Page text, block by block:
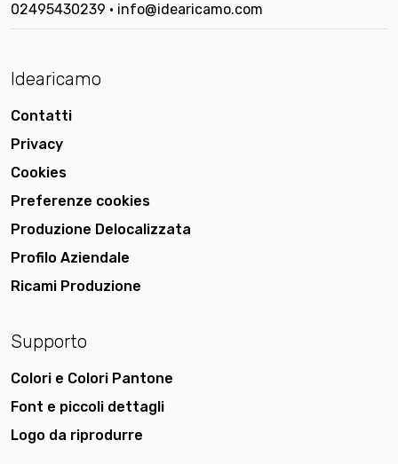
02495430239 • info@idearicamo.com
Idearicamo
Contatti
Privacy
Cookies
Preferenze cookies
Produzione Delocalizzata
Profilo Aziendale
Ricami Produzione
Supporto
Colori e Colori Pantone
Font e piccoli dettagli
Logo da riprodurre